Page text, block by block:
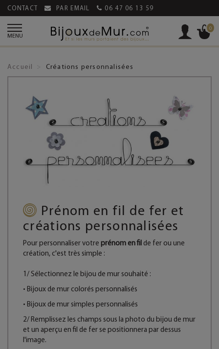
CONTACT PAR EMAIL 06 47 06 13 59
MENU
0
Accueil Créations personnalisées
Prénom en fil de fer et
créations personnalisées
Pour personnaliser votre prénom en fil de fer ou une
création, c'est très simple :
1/ Sélectionnez le bijou de mur souhaité :
• Bijoux de mur colorés personnalisés
• Bijoux de mur simples personnalisés
2/ Remplissez les champs sous la photo du bijou de mur
et un aperçu en fil de fer se positionnera par dessus
l'image.